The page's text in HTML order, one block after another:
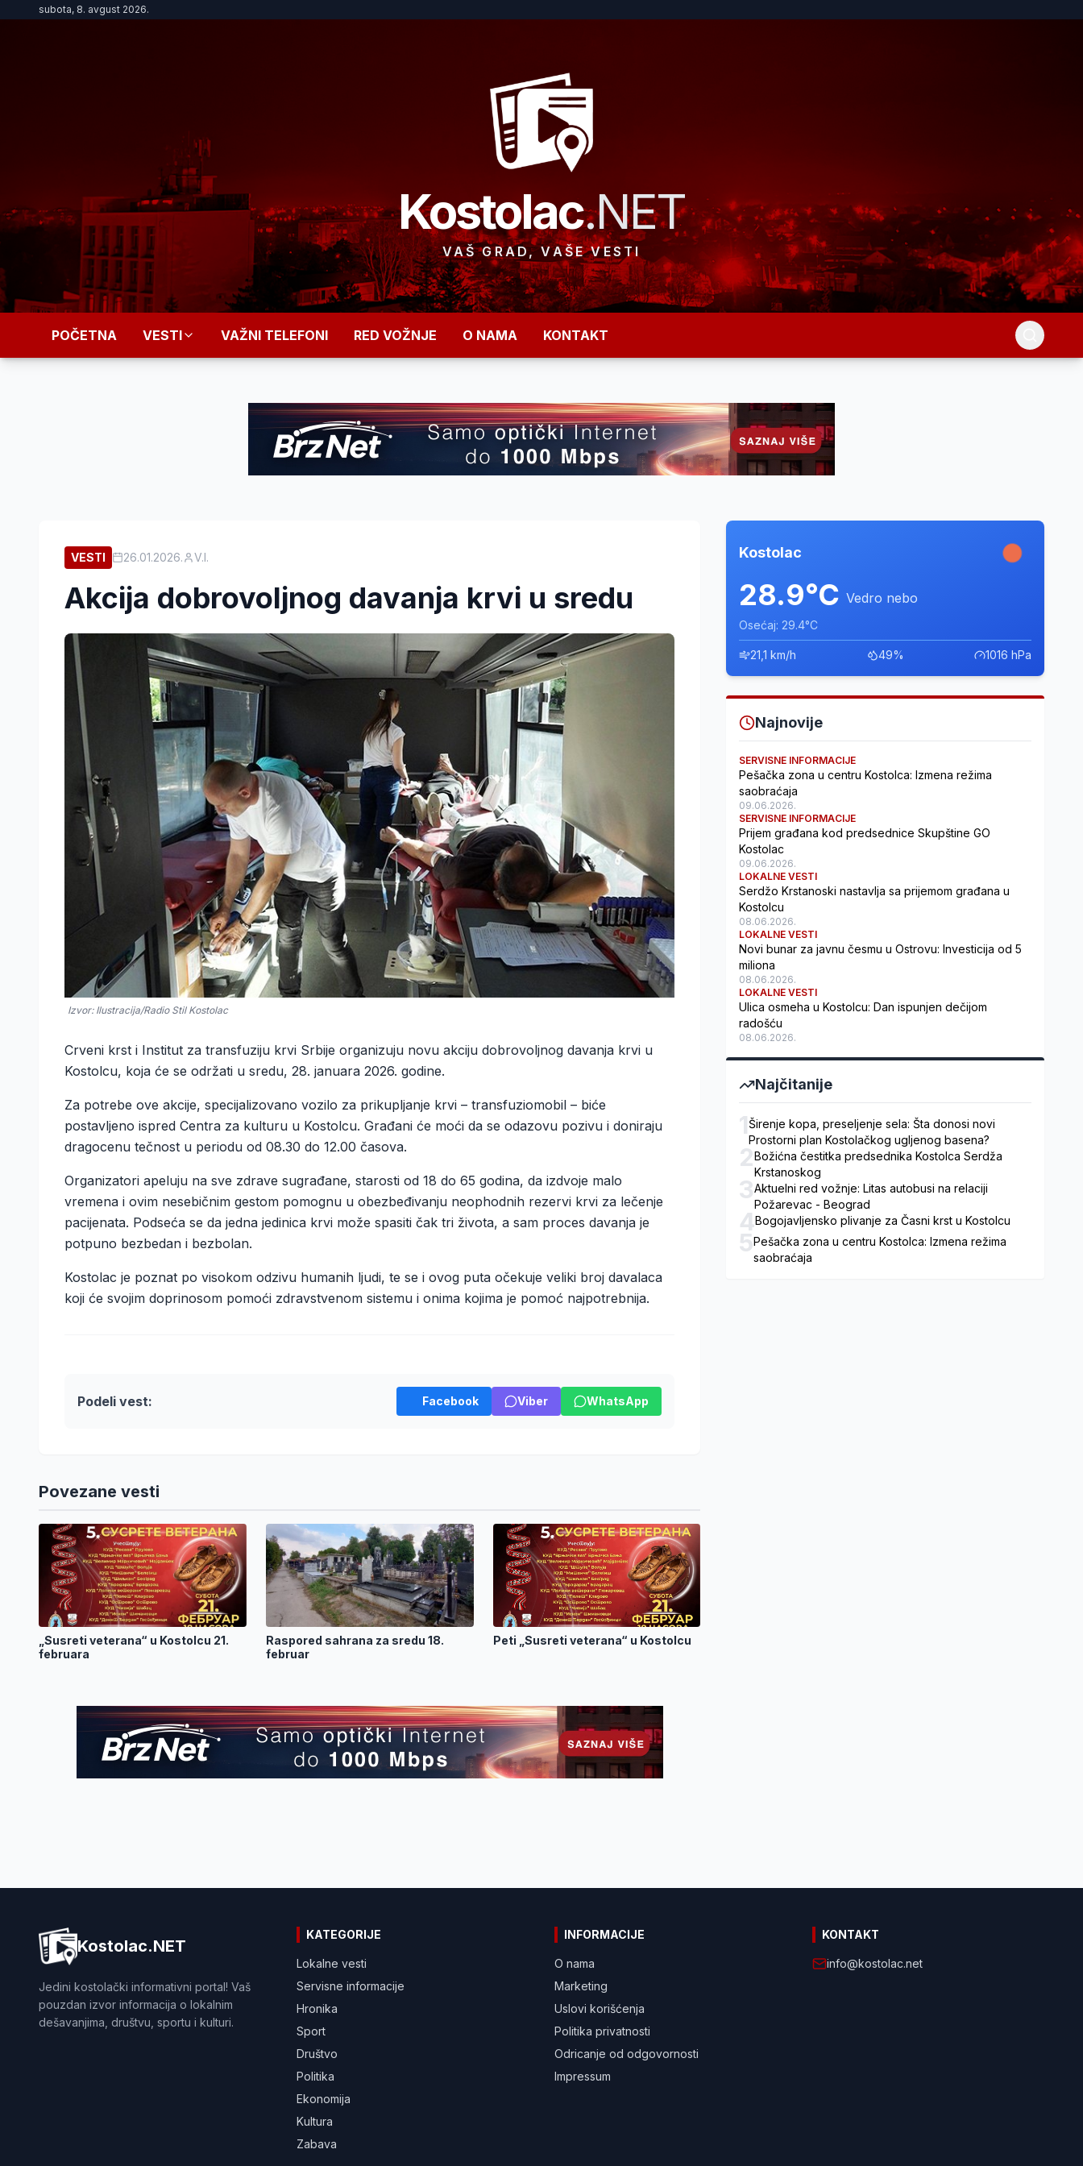
subota, 8. avgust 2026.
Kostolac.NET
VAŠ GRAD, VAŠE VESTI
POČETNA VESTI VAŽNI TELEFONI RED VOŽNJE O NAMA KONTAKT
VESTI 26.01.2026. V.I.
Akcija dobrovoljnog davanja krvi u sredu
Izvor: Ilustracija/Radio Stil Kostolac
Crveni krst i Institut za transfuziju krvi Srbije organizuju novu akciju dobrovoljnog davanja krvi u
Kostolcu, koja će se održati u sredu, 28. januara 2026. godine.
​Za potrebe ove akcije, specijalizovano vozilo za prikupljanje krvi – transfuziomobil – biće
postavljeno ispred Centra za kulturu u Kostolcu. Građani će moći da se odazovu pozivu i doniraju
dragocenu tečnost u periodu od 08.30 do 12.00 časova.
​Organizatori apeluju na sve zdrave sugrađane, starosti od 18 do 65 godina, da izdvoje malo
vremena i ovim nesebičnim gestom pomognu u obezbeđivanju neophodnih rezervi krvi za lečenje
pacijenata. Podseća se da jedna jedinica krvi može spasiti čak tri života, a sam proces davanja je
potpuno bezbedan i bezbolan.
​Kostolac je poznat po visokom odzivu humanih ljudi, te se i ovog puta očekuje veliki broj davalaca
koji će svojim doprinosom pomoći zdravstvenom sistemu i onima kojima je pomoć najpotrebnija.
Podeli vest: Facebook Viber WhatsApp
Povezane vesti
„Susreti veterana“ u Kostolcu 21.
februara
Raspored sahrana za sredu 18.
februar
Peti „Susreti veterana“ u Kostolcu
Kostolac
28.9°C Vedro nebo
Osećaj: 29.4°C
21,1 km/h 49% 1016 hPa
Najnovije
SERVISNE INFORMACIJE
Pešačka zona u centru Kostolca: Izmena režima
saobraćaja
09.06.2026.
SERVISNE INFORMACIJE
Prijem građana kod predsednice Skupštine GO
Kostolac
09.06.2026.
LOKALNE VESTI
Serdžo Krstanoski nastavlja sa prijemom građana u
Kostolcu
08.06.2026.
LOKALNE VESTI
Novi bunar za javnu česmu u Ostrovu: Investicija od 5
miliona
08.06.2026.
LOKALNE VESTI
Ulica osmeha u Kostolcu: Dan ispunjen dečijom
radošću
08.06.2026.
Najčitanije
1Širenje kopa, preseljenje sela: Šta donosi novi
Prostorni plan Kostolačkog ugljenog basena?
2Božićna čestitka predsednika Kostolca Serdža
Krstanoskog
3Aktuelni red vožnje: Litas autobusi na relaciji
Požarevac - Beograd
4Bogojavljensko plivanje za Časni krst u Kostolcu
5Pešačka zona u centru Kostolca: Izmena režima
saobraćaja
Kostolac.NET
Jedini kostolački informativni portal! Vaš
pouzdan izvor informacija o lokalnim
dešavanjima, društvu, sportu i kulturi.
KATEGORIJE
Lokalne vesti
Servisne informacije
Hronika
Sport
Društvo
Politika
Ekonomija
Kultura
Zabava
INFORMACIJE
O nama
Marketing
Uslovi korišćenja
Politika privatnosti
Odricanje od odgovornosti
Impressum
KONTAKT
info@kostolac.net